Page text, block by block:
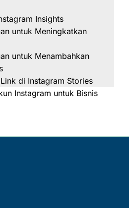
Insights
untuk Meningkatkan
untuk Menambahkan
di Instagram Stories
Instagram untuk Bisnis